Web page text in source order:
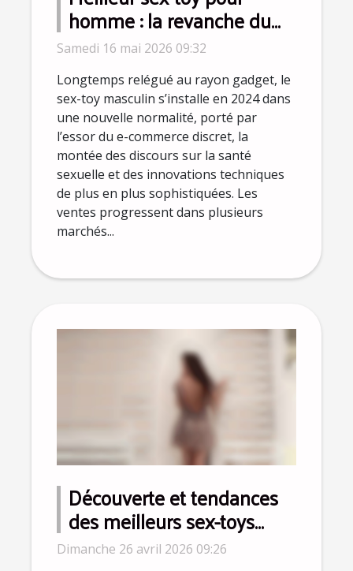
homme : la revanche du
plaisir solo s'affirme en
2024
Samedi 16 mai 2026 09:32
Longtemps relégué au rayon gadget, le
sex-toy masculin s’installe en 2024 dans
une nouvelle normalité, porté par
l’essor du e-commerce discret, la
montée des discours sur la santé
sexuelle et des innovations techniques
de plus en plus sophistiquées. Les
ventes progressent dans plusieurs
marchés...
Découverte et tendances
des meilleurs sex-toys
pour homme en 2023
Dimanche 26 avril 2026 09:26